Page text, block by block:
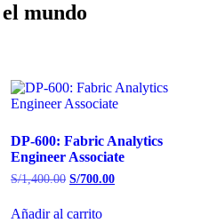
mundo
DP-600: Fabric Analytics
Engineer Associate
S/1,400.00 S/700.00
Añadir al carrito